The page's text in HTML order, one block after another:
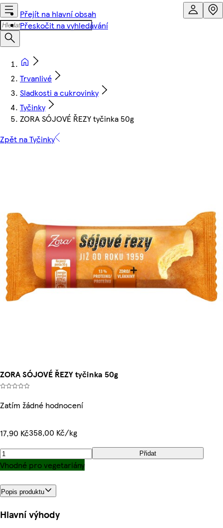
Přejít na hlavní obsah
Přeskočit na vyhledávání
Trvanlivé
Sladkosti a cukrovinky
Tyčinky
ZORA SÓJOVÉ ŘEZY tyčinka 50g
Zpět na Tyčinky
ZORA SÓJOVÉ ŘEZY tyčinka 50g
Zatím žádné hodnocení
17,90 Kč358,00 Kč/kg
Přidat
Vhodné pro vegetariány
Popis produktu
Hlavní výhody